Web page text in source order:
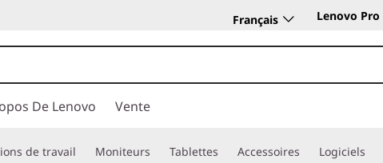
Français Lenovo Pro
De Lenovo Vente
de travail Moniteurs Tablettes Accessoires Logiciels